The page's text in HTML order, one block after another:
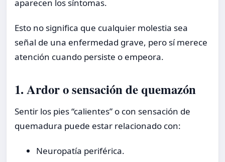
aparecen los síntomas.
Esto no significa que cualquier molestia sea
señal de una enfermedad grave, pero sí merece
atención cuando persiste o empeora.
1. Ardor o sensación de quemazón
Sentir los pies “calientes” o con sensación de
quemadura puede estar relacionado con:
Neuropatía periférica.